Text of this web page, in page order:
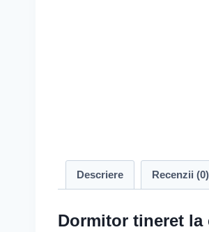
Descriere Recenzii (0)
Dormitor tineret